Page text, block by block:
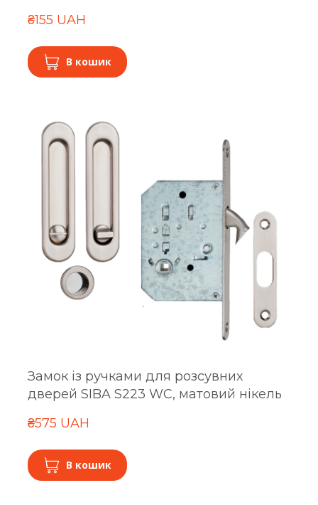
₴155 UAH
В кошик
Замок із ручками для розсувних
дверей SIBA S223 WC, матовий нікель
₴575 UAH
В кошик